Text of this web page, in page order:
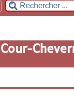
Cour-